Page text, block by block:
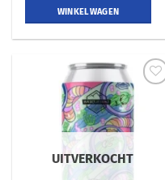
WINKELWAGEN
UITVERKOCHT